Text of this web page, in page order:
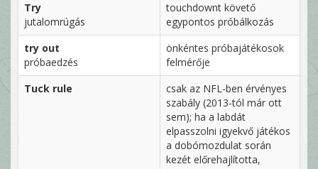
Try
jutalomrúgás
touchdownt követő
egypontos próbálkozás
try out
próbaedzés
önkéntes próbajátékosok
felmérője
Tuck rule
csak az NFL-ben érvényes
szabály (2013-tól már ott
sem); ha a labdát
elpasszolni igyekvő játékos
a dobómozdulat során
kezét előrehajlította,